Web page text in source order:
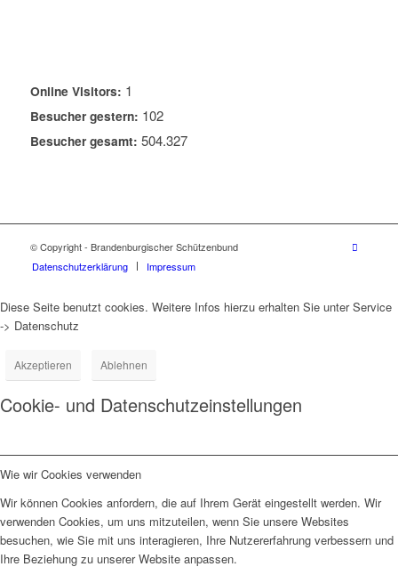
Online Visitors: 1
Besucher gestern: 102
Besucher gesamt: 504.327
© Copyright - Brandenburgischer Schützenbund
Datenschutzerklärung
Impressum
Diese Seite benutzt cookies. Weitere Infos hierzu erhalten Sie unter Service
-> Datenschutz
Akzeptieren Ablehnen
Cookie- und Datenschutzeinstellungen
Wie wir Cookies verwenden
Wir können Cookies anfordern, die auf Ihrem Gerät eingestellt werden. Wir
verwenden Cookies, um uns mitzuteilen, wenn Sie unsere Websites
besuchen, wie Sie mit uns interagieren, Ihre Nutzererfahrung verbessern und
Ihre Beziehung zu unserer Website anpassen.